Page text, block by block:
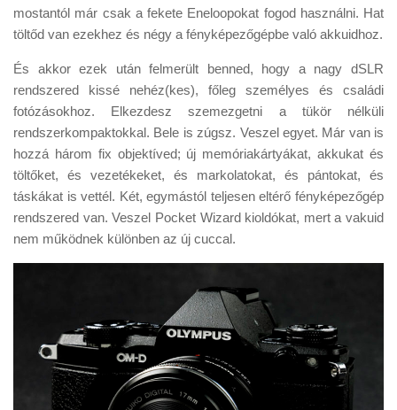
mostantól már csak a fekete Eneloopokat fogod használni. Hat
töltőd van ezekhez és négy a fényképezőgépbe való akkuidhoz.
És akkor ezek után felmerült benned, hogy a nagy dSLR
rendszered kissé nehéz(kes), főleg személyes és családi
fotózásokhoz. Elkezdesz szemezgetni a tükör nélküli
rendszerkompaktokkal. Bele is zúgsz. Veszel egyet. Már van is
hozzá három fix objektíved; új memóriakártyákat, akkukat és
töltőket, és vezetékeket, és markolatokat, és pántokat, és
táskákat is vettél. Két, egymástól teljesen eltérő fényképezőgép
rendszered van. Veszel Pocket Wizard kioldókat, mert a vakuid
nem működnek különben az új cuccal.